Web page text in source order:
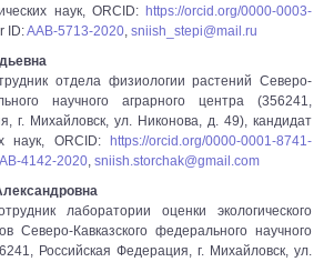
наук, ORCID: https://orcid.org/0000-0003-
ID:AAB-5713-2020, sniish_stepi@mail.ru
отдела физиологии растений Северо-
научного аграрного центра (356241,
г. Михайловск, ул. Никонова, д. 49), кандидат
наук, ORCID:
https://orcid.org/0000-0001-8741-
4142-2020, sniish.storchak@gmail.com
лаборатории оценки экологического
Северо-Кавказского федерального научного
Российская Федерация, г. Михайловск, ул.